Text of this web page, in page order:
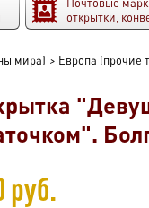
открытки,
мира) > Европа (прочие
руб.